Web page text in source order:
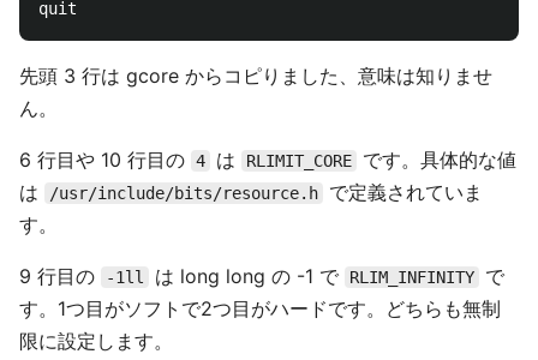
先頭 3 行は gcore からコピりました、意味は知りませ
ん。
6 行目や 10 行目の 4 は RLIMIT_CORE
です。具体的な値
は
/usr/include/bits/resource.h
で定義されていま
す。
9 行目の -1ll は long long の -1 で RLIM_INFINITY
で
す。1つ目がソフトで2つ目がハードです。どちらも無制
限に設定します。